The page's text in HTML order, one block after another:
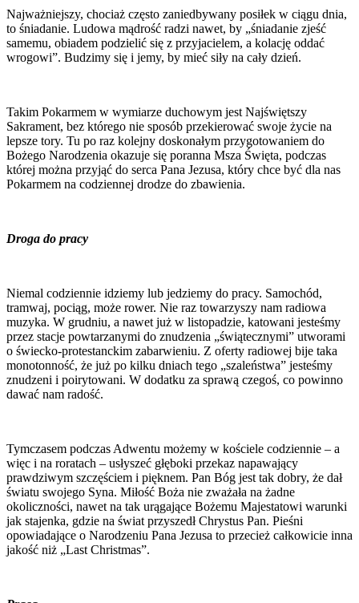
Najważniejszy, chociaż często zaniedbywany posiłek w ciągu dnia,
to śniadanie. Ludowa mądrość radzi nawet, by „śniadanie zjeść
samemu, obiadem podzielić się z przyjacielem, a kolację oddać
wrogowi”. Budzimy się i jemy, by mieć siły na cały dzień.
Takim Pokarmem w wymiarze duchowym jest Najświętszy
Sakrament, bez którego nie sposób przekierować swoje życie na
lepsze tory. Tu po raz kolejny doskonałym przygotowaniem do
Bożego Narodzenia okazuje się poranna Msza Święta, podczas
której można przyjąć do serca Pana Jezusa, który chce być dla nas
Pokarmem na codziennej drodze do zbawienia.
Droga do pracy
Niemal codziennie idziemy lub jedziemy do pracy. Samochód,
tramwaj, pociąg, może rower. Nie raz towarzyszy nam radiowa
muzyka. W grudniu, a nawet już w listopadzie, katowani jesteśmy
przez stacje powtarzanymi do znudzenia „świątecznymi” utworami
o świecko-protestanckim zabarwieniu. Z oferty radiowej bije taka
monotonność, że już po kilku dniach tego „szaleństwa” jesteśmy
znudzeni i poirytowani. W dodatku za sprawą czegoś, co powinno
dawać nam radość.
Tymczasem podczas Adwentu możemy w kościele codziennie – a
więc i na roratach – usłyszeć głęboki przekaz napawający
prawdziwym szczęściem i pięknem. Pan Bóg jest tak dobry, że dał
światu swojego Syna. Miłość Boża nie zważała na żadne
okoliczności, nawet na tak urągające Bożemu Majestatowi warunki
jak stajenka, gdzie na świat przyszedł Chrystus Pan. Pieśni
opowiadające o Narodzeniu Pana Jezusa to przecież całkowicie inna
jakość niż „Last Christmas”.